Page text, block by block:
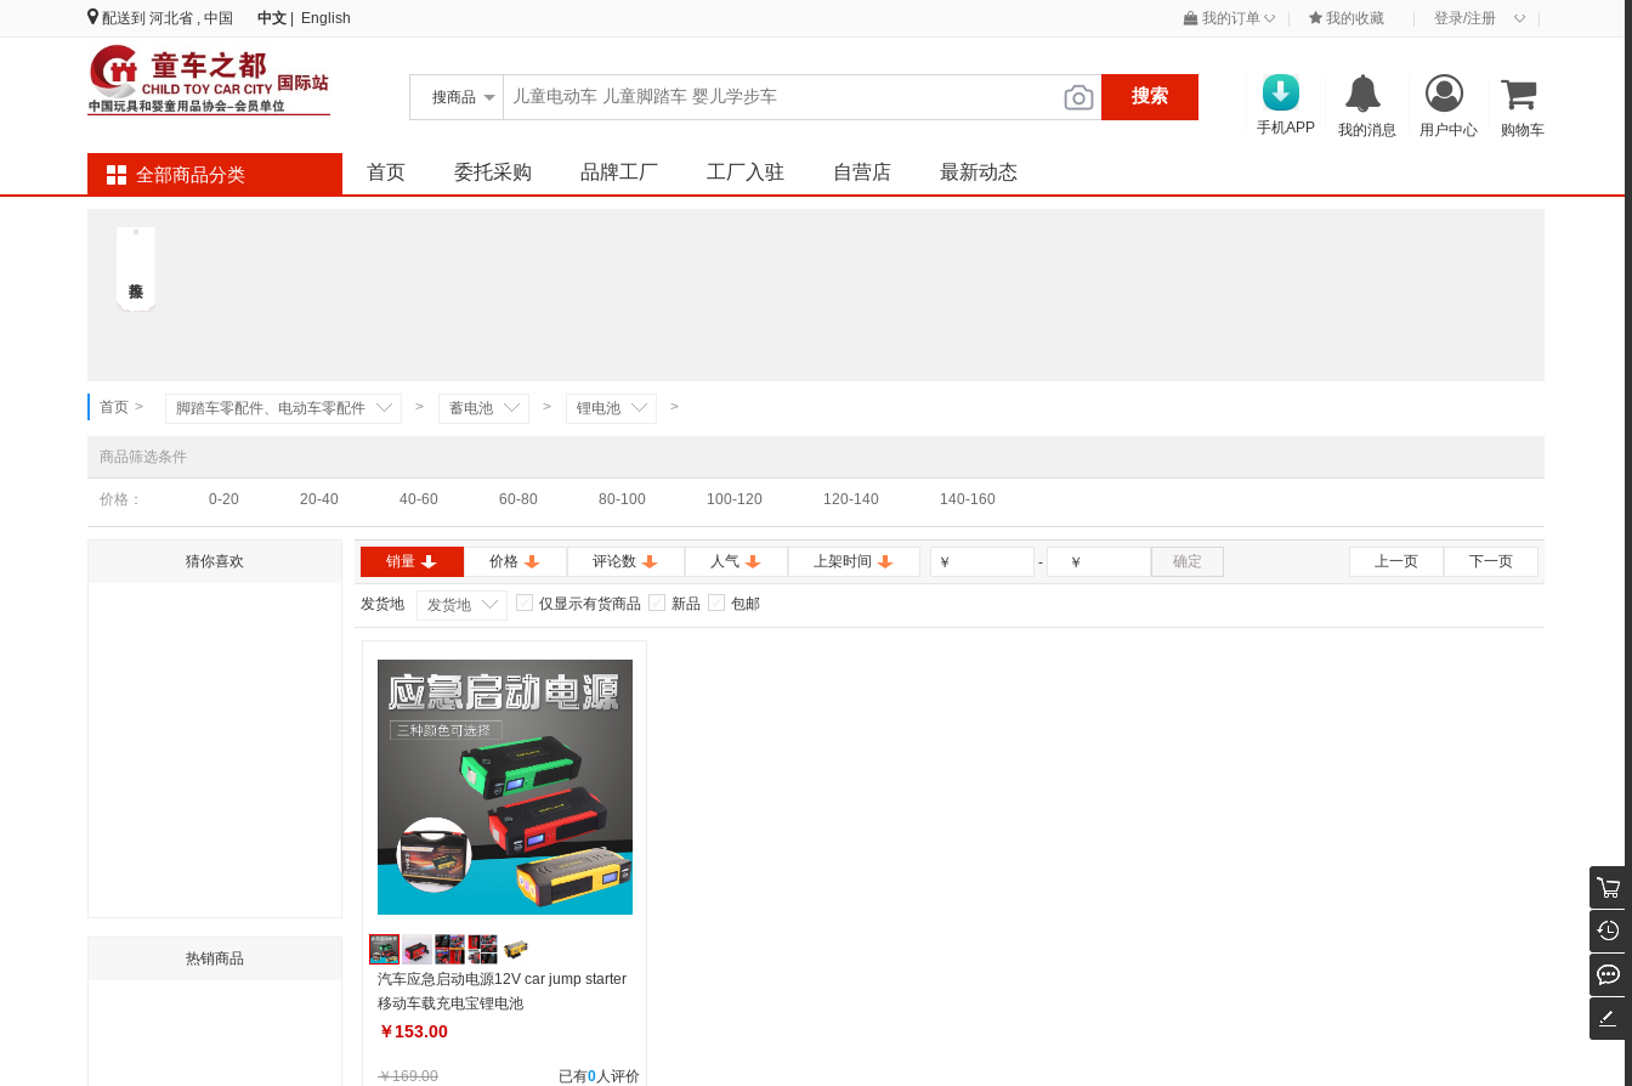
配送到 河北省 , 中国 中文 English 我的订单 ◇ 我的收藏 登录/注册 ◇
搜商品 搜索
购物车
用户中心
我的消息
手机APP
全部商品分类 首页 委托采购 品牌工厂 工厂入驻 自营店 最新动态
首页 > 脚踏车零配件、电动车零配件 > 蓄电池 > 锂电池 >
商品筛选条件
价格： 0-20 20-40 40-60 60-80 80-100 100-120 120-140 140-160
猜你喜欢
热销商品
销量 价格 评论数 人气 上架时间 ￥ ￥
- 确定 上一页 下一页
发货地 发货地 仅显示有货商品 新品 包邮
汽车应急启动电源12V car jump starter
移动车载充电宝锂电池
￥153.00
￥169.00 已有0人评价